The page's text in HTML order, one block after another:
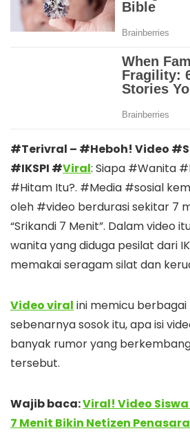
#Terivral – #Heboh! Video
#IKSPI #Viral: Siapa #Wanita
#Hitam Itu?. #Media #sosial
oleh #video berdurasi sekitar 7
“Srikandi 7 Menit”. Dalam video
wanita yang diduga pesilat dari
memakai seragam silat dan
Video viral ini memicu
sebenarnya sosok itu, apa isi
banyak rumor yang
tersebut.
Wajib baca:Viral! Video Siswa
7 Menit Bikin Netizen